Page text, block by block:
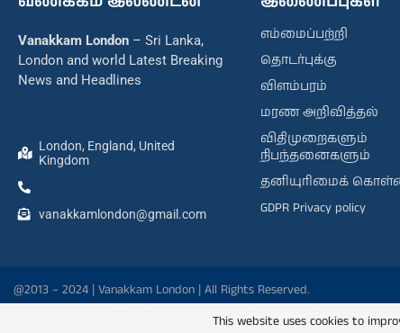
Vanakkam London – Sri Lanka,
London and world Latest Breaking
News and Headlines
London, England, United
Kingdom
vanakkamlondon@gmail.com
எம்மைப்பற்றி
தொடர்புக்கு
விளம்பரம்
மரண அறிவித்தல்
விதிமுறைகளும்
நிபந்தனைகளும்
தனியுரிமைக்
GDPR Privacy policy
@2013 – 2024 | Vanakkam London | All Rights Reserved.
This website uses cookies to